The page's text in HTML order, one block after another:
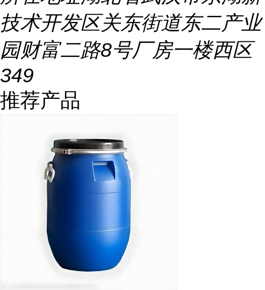
技术开发区关东街道东二产业
园财富二路8号厂房一楼西区
349
推荐产品